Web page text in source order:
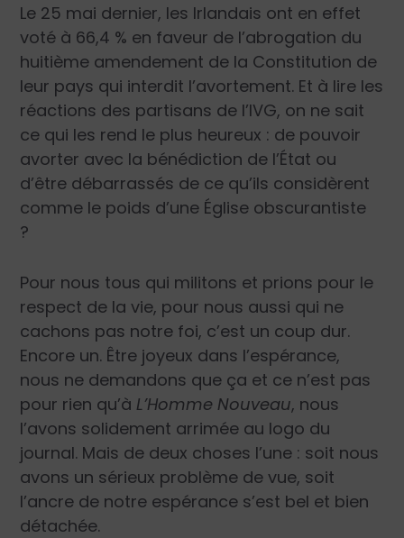
Le 25 mai dernier, les Irlandais ont en effet
voté à 66,4 % en faveur de l’abrogation du
huitième amendement de la Constitution de
leur pays qui interdit l’avortement. Et à lire les
réactions des partisans de l’IVG, on ne sait
ce qui les rend le plus heureux : de pouvoir
avorter avec la bénédiction de l’État ou
d’être débarrassés de ce qu’ils considèrent
comme le poids d’une Église obscurantiste
?
Pour nous tous qui militons et prions pour le
respect de la vie, pour nous aussi qui ne
cachons pas notre foi, c’est un coup dur.
Encore un. Être joyeux dans l’espérance,
nous ne demandons que ça et ce n’est pas
pour rien qu’à L’Homme Nouveau, nous
l’avons solidement arrimée au logo du
journal. Mais de deux choses l’une : soit nous
avons un sérieux problème de vue, soit
l’ancre de notre espérance s’est bel et bien
détachée.